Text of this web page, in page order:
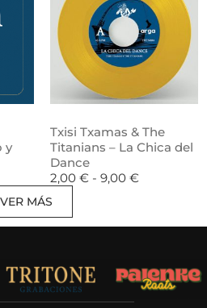
y
Txisi Txamas & The
Titanians – La Chica del
Dance
2,00 € - 9,00 €
VER MÁS